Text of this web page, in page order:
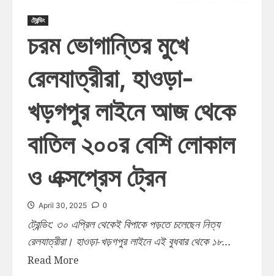
ট্রেন্ডিং
চরম ভোগান্তির মুখে
রেলযাত্রীরা, হাওড়া-
খড়গপুর লাইনে আজ থেকে
বাতিল ২০০র বেশি লোকাল
ও এক্সপ্রেস ট্রেন
April 30, 2025 0
ট্রেন্ডিং: ৩০ এপ্রিল থেকেই বিপাকে পড়তে চলেছেন নিত্য
রেলযাত্রীরা। হাওড়া-খড়গপুর লাইনে এই বুধবার থেকে ১৮...
Read More